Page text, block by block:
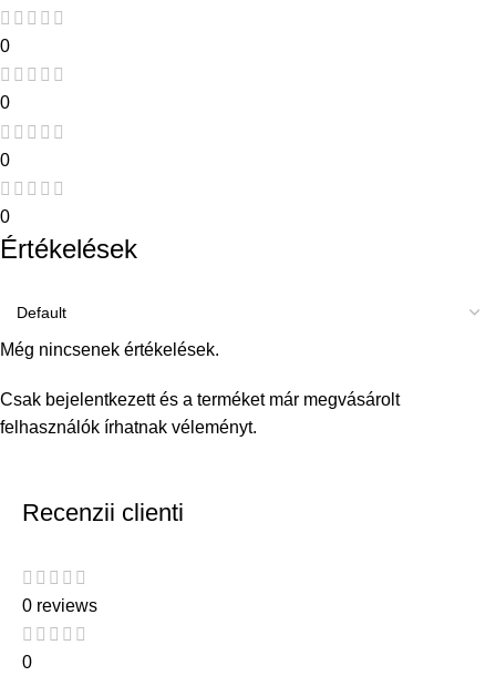
0
0
0
0
Értékelések
Még nincsenek értékelések.
Csak bejelentkezett és a terméket már megvásárolt
felhasználók írhatnak véleményt.
Recenzii clienti
0 reviews
0